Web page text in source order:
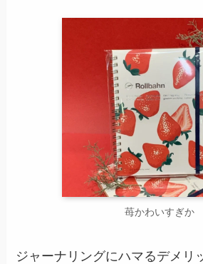
苺かわいすぎか
ジャーナリングにハマるデメリ